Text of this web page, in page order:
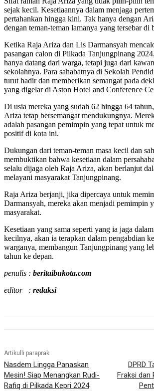
sejak kecil. Kesetiaannya dalam menjaga
pertahankan hingga kini. Tak hanya dengan
dengan teman-teman lamanya yang tersebar di
Ketika Raja Ariza dan Lis Darmansyah
pasangan calon di Pilkada Tanjungpinang
hanya datang dari warga, tetapi juga dari
sekolahnya. Para sahabatnya di Sekolah
turut hadir dan memberikan semangat pada
yang digelar di Aston Hotel and Conference
Di usia mereka yang sudah 62 hingga 64
Ariza tetap bersemangat mendukungnya.
adalah pasangan pemimpin yang tepat untuk
positif di kota ini.
Dukungan dari teman-teman masa kecil dan
membuktikan bahwa kesetiaan dalam
selalu dijaga oleh Raja Ariza, akan berlanjut
melayani masyarakat Tanjungpinang.
Raja Ariza berjanji, jika dipercaya untuk
Darmansyah, mereka akan menjadi pemimpin
masyarakat.
Kesetiaan yang sama seperti yang ia jaga
kecilnya, akan ia terapkan dalam pengabdian
warganya, membangun Tanjungpinang yang
tahun ke depan.
penulis : beritaibukota.com
editor : redaksi
Artikulli paraprak
Nasdem Lingga Panaskan
Mesin! Siap Menangkan Rudi-
Rafiq di Pilkada Kepri 2024
DPRD
Fraksi dan